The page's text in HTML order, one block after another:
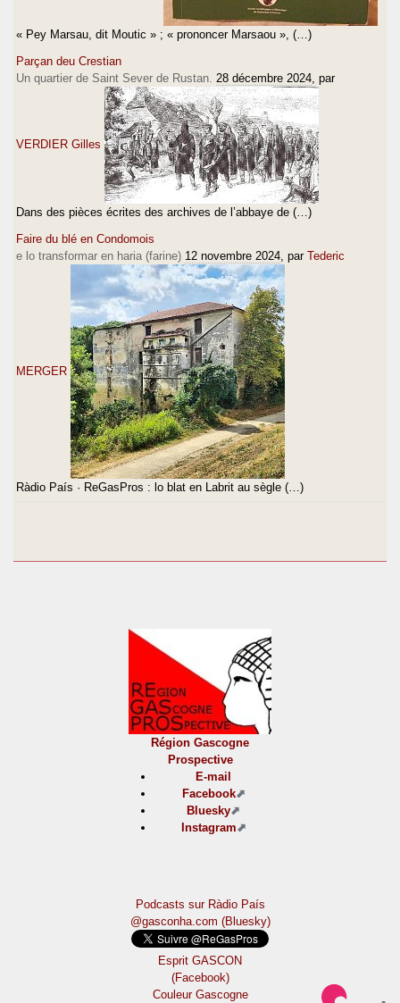
« Pey Marsau, dit Moutic » ; « prononcer Marsaou », (…)
Parçan deu Crestian
Un quartier de Saint Sever de Rustan. 28 décembre 2024 , par
VERDIER Gilles
Dans des pièces écrites des archives de l’abbaye de (…)
Faire du blé en Condomois
e lo transformar en haria (farine) 12 novembre 2024 , par Tederic
MERGER
Ràdio País · ReGasPros : lo blat en Labrit au sègle (…)
Région Gascogne
Prospective
E-mail
Facebook
Bluesky
Instagram
Podcasts sur Ràdio País
@gasconha.com (Bluesky)
Esprit GASCON
(Facebook)
Couleur Gascogne